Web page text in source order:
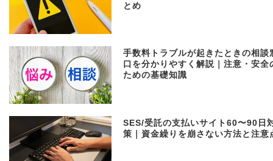
とめ
手数料トラブルが起きたときの相談
口を分かりやすく解説｜注意・安全
ための基礎知識
SES/受託の支払いサイト60〜90日
策｜資金繰りを崩さない方法と注意